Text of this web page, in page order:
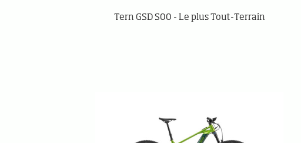
Tern GSD S00 - Le plus Tout-Terrain